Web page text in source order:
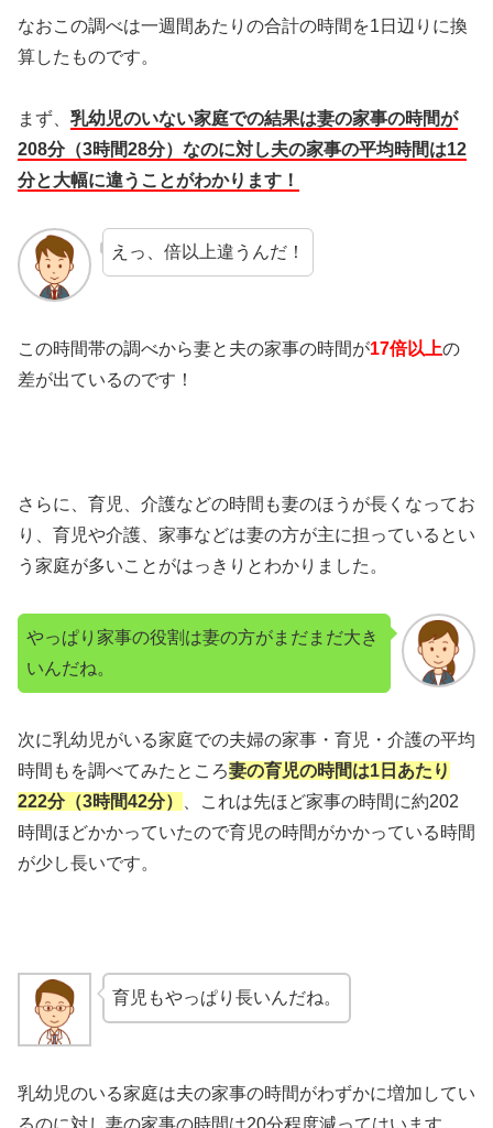
なおこの調べは一週間あたりの合計の時間を1日辺りに換
算したものです。
まず、 乳幼児のいない家庭での結果は妻の家事の時間が
208分（3時間28分）なのに対し夫の家事の平均時間は12
分と大幅に違うことがわかります！
えっ、倍以上違うんだ！
この時間帯の調べから妻と夫の家事の時間が17倍以上の
差が出ているのです！
さらに、育児、介護などの時間も妻のほうが長くなってお
り、育児や介護、家事などは妻の方が主に担っているとい
う家庭が多いことがはっきりとわかりました。
やっぱり家事の役割は妻の方がまだまだ大き
いんだね。
次に乳幼児がいる家庭での夫婦の家事・育児・介護の平均
時間もを調べてみたところ妻の育児の時間は1日あたり
222分（3時間42分）
、これは先ほど家事の時間に約202
時間ほどかかっていたので育児の時間がかかっている時間
が少し長いです。
育児もやっぱり長いんだね。
乳幼児のいる家庭は夫の家事の時間がわずかに増加してい
るのに対し妻の家事の時間は20分程度減ってはいます。